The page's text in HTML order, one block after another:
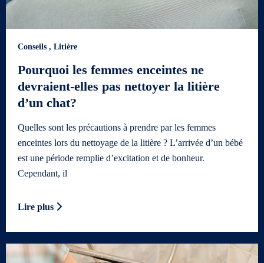
Conseils , Litière
Pourquoi les femmes enceintes ne
devraient-elles pas nettoyer la litière
d’un chat?
Quelles sont les précautions à prendre par les femmes
enceintes lors du nettoyage de la litière ? L’arrivée d’un bébé
est une période remplie d’excitation et de bonheur.
Cependant, il
Lire plus